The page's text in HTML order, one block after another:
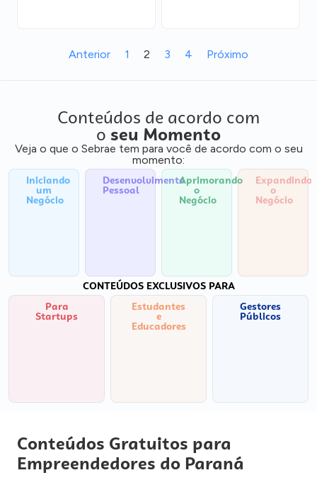
Anterior 1 2 3 4 Próximo
Conteúdos de acordo com
o seu Momento
Veja o que o Sebrae tem para você de acordo com o seu
momento:
Iniciando
um
Negócio
Desenvolvimento
Pessoal
Aprimorando
o
Negócio
Expandindo
o
Negócio
CONTEÚDOS EXCLUSIVOS PARA
Para
Startups
Estudantes
e
Educadores
Gestores
Públicos
Conteúdos Gratuitos para
Empreendedores do Paraná